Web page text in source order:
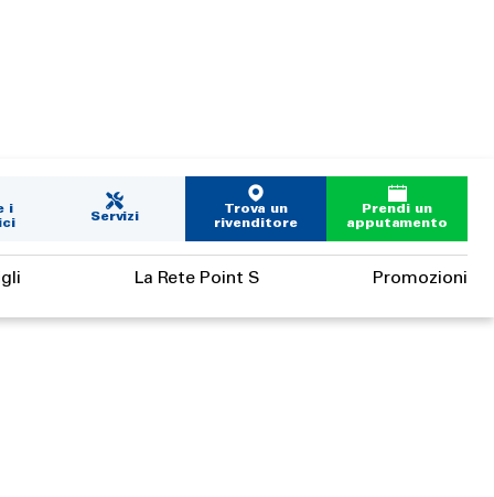
i
Servizi
Trova un
rivenditore
Prendi un
apputamento
La Rete Point S Promozioni